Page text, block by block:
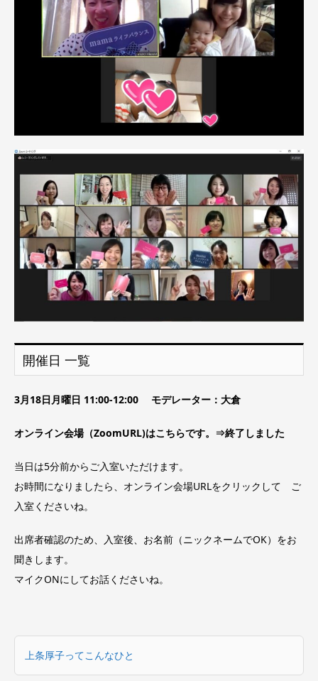
開催日 一覧
3月18日月曜日 11:00-12:00 モデレーター：大倉
オンライン会場（ZoomURL)はこちらです。⇒終了しました
当日は5分前からご入室いただけます。
お時間になりましたら、オンライン会場URLをクリックして ご
入室くださいね。
出席者確認のため、入室後、お名前（ニックネームでOK）をお
聞きします。
マイクONにしてお話くださいね。
上条厚子ってこんなひと